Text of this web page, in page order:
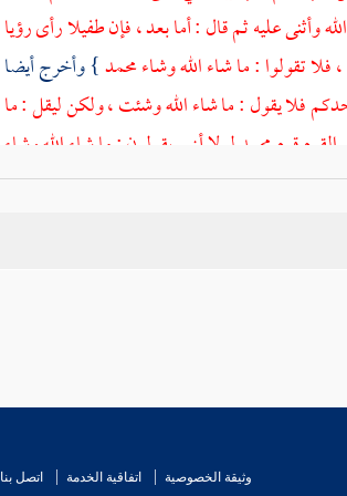
وأثنى عليه ثم قال : أما بعد ، فإنطفيلارأى رؤيا
فلا تقولوا : ما شاء الله وشاءمحمد} وأخرج أيضا
فلا يقول : ما شاء الله وشئت ، ولكن ليقل : ما
قوم محمد لولا أنهم يقولون : ما شاء الله وشاء
: ما شاء الله وحده} .
منه هيالجونية واسمها أميمة بنت النعمان بن
وثيقة الخصوصية اتفاقية الخدمة اتصل بنا